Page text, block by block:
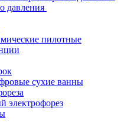
давления
пилотные
сухие ванны
электрофорез